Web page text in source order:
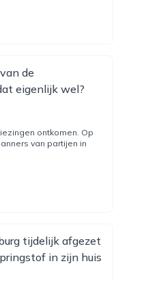
de
eigenlijk wel?
ontkomen. Op
van partijen in
tijdelijk afgezet
in zijn huis